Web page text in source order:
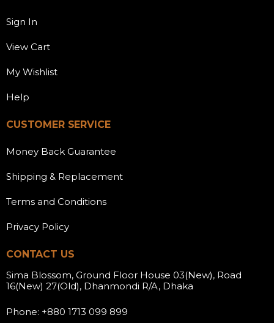
Sign In
View Cart
My Wishlist
Help
CUSTOMER SERVICE
Money Back Guarantee
Shipping & Replacement
Terms and Conditions
Privacy Policy
CONTACT US
Sima Blossom, Ground Floor House 03(New), Road
16(New) 27(Old), Dhanmondi R/A, Dhaka
Phone: +880 1713 099 899